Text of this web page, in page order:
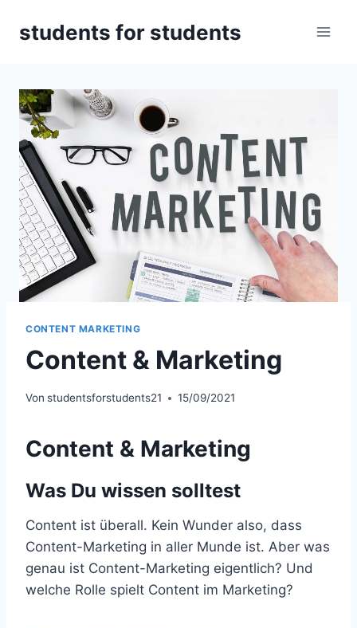
Inhaltstudents for students
CONTENT MARKETING
Content & Marketing
Von studentsforstudents21 15/09/2021
Content & Marketing
Was Du wissen solltest
Content ist überall. Kein Wunder also, dass
Content-Marketing in aller Munde ist. Aber was
genau ist Content-Marketing eigentlich? Und
welche Rolle spielt Content im Marketing?